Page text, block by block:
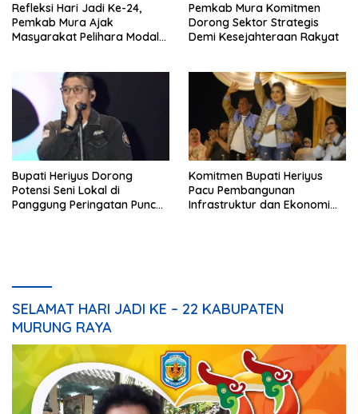
Refleksi Hari Jadi Ke-24,
Pemkab Mura Ajak
Masyarakat Pelihara Modal
Pemkab Mura Komitmen
Dorong Sektor Strategis
Demi Kesejahteraan Rakyat
Bupati Heriyus Dorong
Potensi Seni Lokal di
Panggung Peringatan Puncak
Komitmen Bupati Heriyus
Pacu Pembangunan
Infrastruktur dan Ekonomi
SELAMAT HARI JADI KE – 22 KABUPATEN
MURUNG RAYA